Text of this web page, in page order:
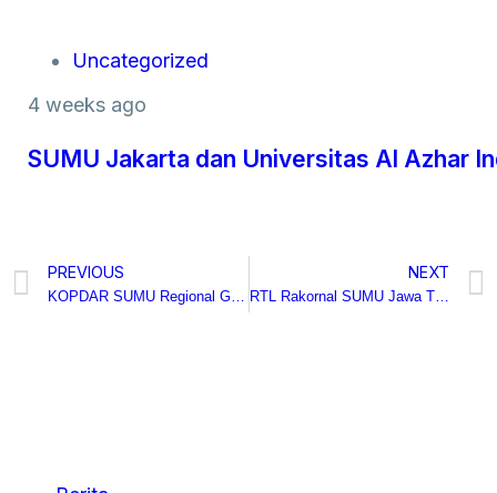
Uncategorized
4 weeks ago
SUMU Jakarta dan Universitas Al Azhar
PREVIOUS
KOPDAR SUMU Regional Garut Bersama Mentor Pak dr. Asep Ichsanurdin
NEXT
RTL Rakornal SUMU Jawa Timur 2023